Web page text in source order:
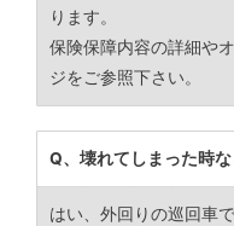
ります。
保険保障内容の詳細や
ジをご参照下さい。
Q、壊れてしまった時
はい、外回りの巡回車